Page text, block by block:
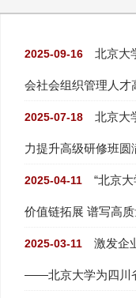
2025-09-16 北京大
会社会组织管理人才
2025-07-18 北京大
力提升高级研修班圆
2025-04-11 “北京
价值链拓展 谱写高质
2025-03-11 激发企
——北京大学为四川